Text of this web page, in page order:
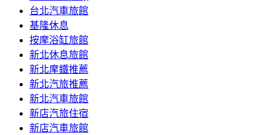
台北汽車旅館
基隆休息
按摩浴缸旅館
新北休息旅館
新北摩鐵推薦
新北汽旅推薦
新北汽車旅館
新店汽旅住宿
新店汽車旅館